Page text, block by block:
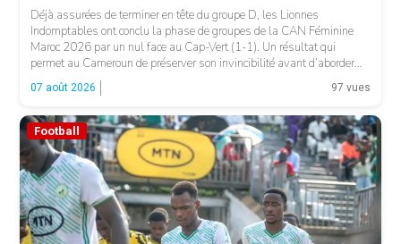
Déjà assurées de terminer en tête du groupe D, les Lionnes
Indomptables ont conclu la phase de groupes de la CAN Féminine
Maroc 2026 par un nul face au Cap-Vert (1-1). Un résultat qui
permet au Cameroun de préserver son invincibilité avant d’aborder
les choses sérieuses. Les Camerounaises ont rapidement pris le
contrôle des opérations […]
07 août 2026 97 vues
Football